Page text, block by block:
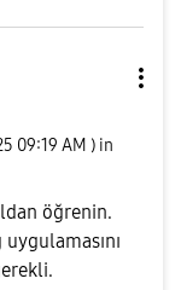
09:19 AM ) in
öğrenin.